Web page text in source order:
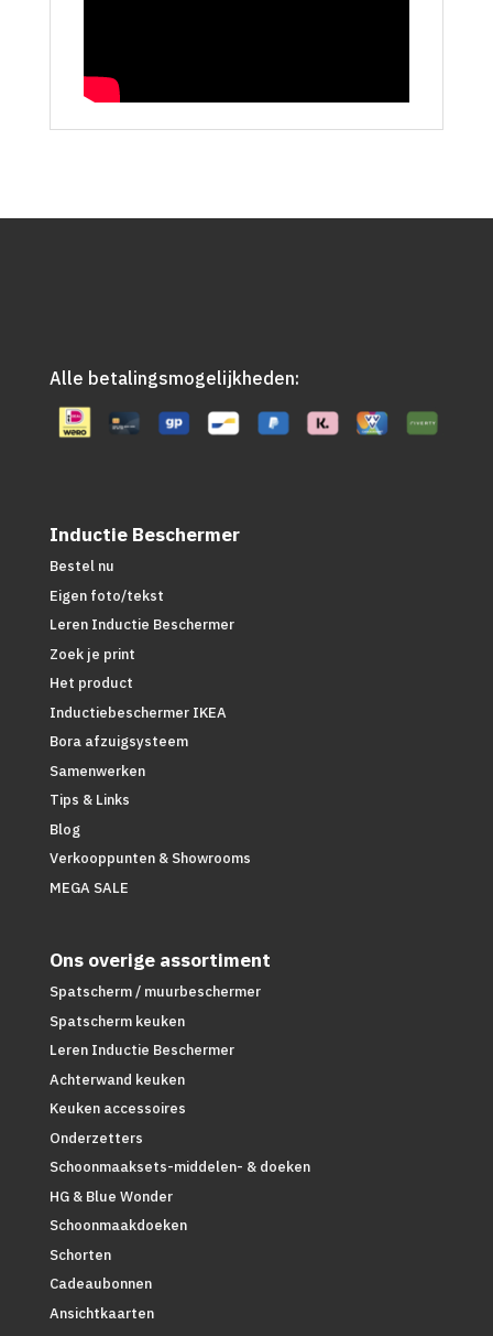
Alle betalingsmogelijkheden:
Inductie Beschermer
Bestel nu
Eigen foto/tekst
Leren Inductie Beschermer
Zoek je print
Het product
Inductiebeschermer IKEA
Bora afzuigsysteem
Samenwerken
Tips & Links
Blog
Verkooppunten & Showrooms
MEGA SALE
Ons overige assortiment
Spatscherm / muurbeschermer
Spatscherm keuken
Leren Inductie Beschermer
Achterwand keuken
Keuken accessoires
Onderzetters
Schoonmaaksets-middelen- & doeken
HG & Blue Wonder
Schoonmaakdoeken
Schorten
Cadeaubonnen
Ansichtkaarten